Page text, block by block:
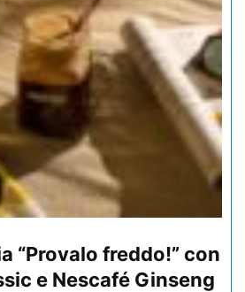
“Provalo freddo!” con
e Nescafé Ginseng